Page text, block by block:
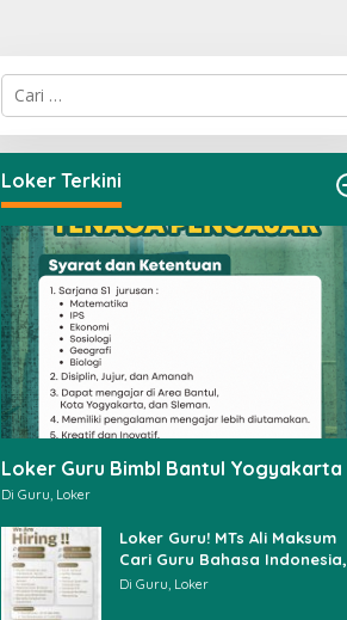
C
i
u
n
t
u
k
:
Loker Terkini
Loker Guru Bimbl Bantul Yogyakarta
Di Guru, Loker
Loker Guru! MTs Ali Maksum
Cari Guru Bahasa Indonesia,
IPS, hingga BK
Di Guru, Loker